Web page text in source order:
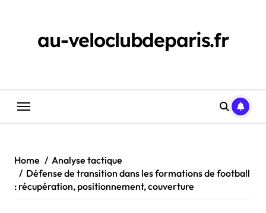
au-veloclubdeparis.fr
Home
Analyse tactique
Défense de transition dans les formations de football
: récupération, positionnement, couverture